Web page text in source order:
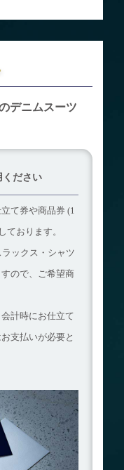
デニムスーツ
ください
て券や商品券 (1
ております。
ックス・シャツ
ので、ご希望商
会計時にお仕立て
支払いが必要と